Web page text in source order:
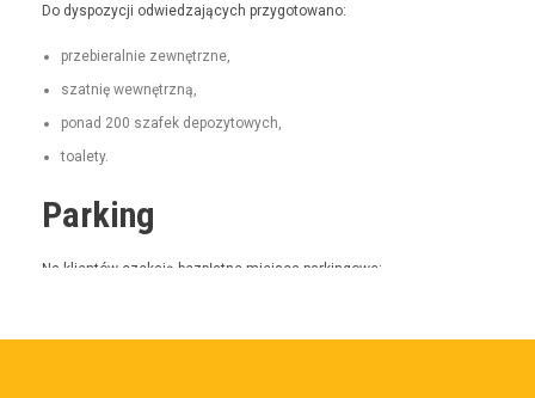
Do dys­pozy­cji odwiedza­ją­cych przygotowano:
prze­bier­al­nie zewnętrzne,
szat­nię wewnętrzną,
pon­ad 200 szafek depozytowych,
toale­ty.
Parking
Na klien­tów czeka­ją bezpłatne miejs­ca parkingowe: